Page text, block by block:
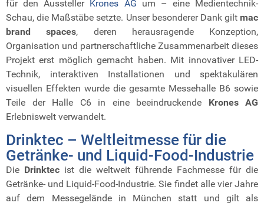
für den Aussteller Krones AG um – eine Medientechnik-
Schau, die Maßstäbe setzte. Unser besonderer Dank gilt mac
brand spaces, deren herausragende Konzeption,
Organisation und partnerschaftliche Zusammenarbeit dieses
Projekt erst möglich gemacht haben. Mit innovativer LED-
Technik, interaktiven Installationen und spektakulären
visuellen Effekten wurde die gesamte Messehalle B6 sowie
Teile der Halle C6 in eine beeindruckende Krones AG
Erlebniswelt verwandelt.
Drinktec – Weltleitmesse für die
Getränke- und Liquid-Food-Industrie
Die Drinktec ist die weltweit führende Fachmesse für die
Getränke- und Liquid-Food-Industrie. Sie findet alle vier Jahre
auf dem Messegelände in München statt und gilt als